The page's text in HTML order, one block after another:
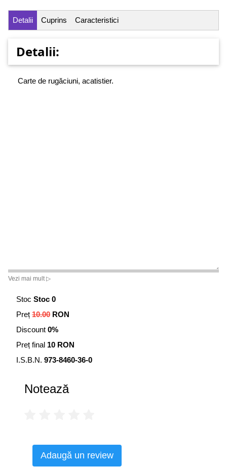
Detalii Cuprins Caracteristici
Detalii:
Carte de rugăciuni, acatistier.
Vezi mai mult ▷
Stoc Stoc 0
Preț 10.00 RON
Discount 0%
Preț final 10 RON
I.S.B.N. 973-8460-36-0
Notează
Adaugă un review